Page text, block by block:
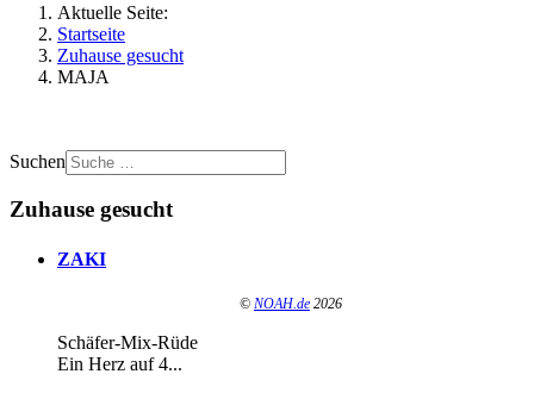
Aktuelle Seite:
Startseite
Zuhause gesucht
MAJA
Suchen
Zuhause gesucht
ZAKI
© NOAH.de 2026
Schäfer-Mix-Rüde
Ein Herz auf 4...